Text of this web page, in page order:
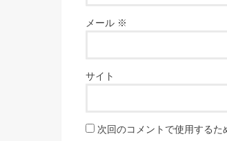
メール ※
サイト
次回のコメントで使用するた